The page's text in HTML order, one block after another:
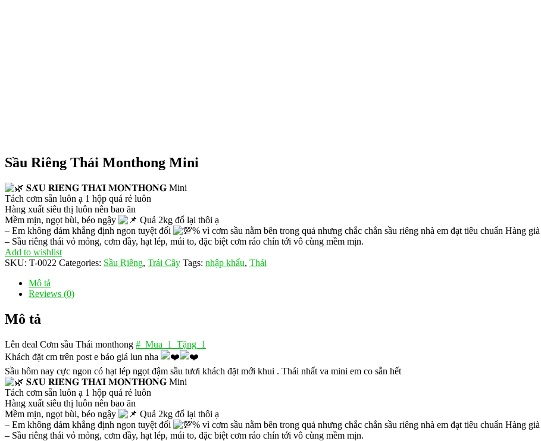
Sầu Riêng Thái Monthong Mini
𝐒𝐀̂̀𝐔 𝐑𝐈𝐄̂𝐍𝐆 𝐓𝐇𝐀́𝐈 𝐌𝐎𝐍𝐓𝐇𝐎𝐍𝐆 Mini
Tách cơm sẵn luôn ạ 1 hộp quá rẻ luôn
Hàng xuất siêu thị luôn nên bao ăn
Mềm mịn, ngọt bùi, béo ngậy
Quả 2kg đổ lại thôi ạ
– Em không dám khẳng định ngon tuyệt đối
% vì cơm sầu nằm bên trong quả nhưng chắc chắn sầu riêng nhà em đạt tiêu chuẩn Hàng
– Sầu riêng thái vỏ mỏng, cơm dầy, hạt lép, múi to, đặc biệt cơm ráo chín tới vô cùng mềm mịn.
Add to wishlist
SKU: T-0022 Categories: Sầu Riêng, Trái Cây Tags: nhập khẩu, Thái
Mô tả
Reviews (0)
Mô tả
Lên deal Cơm sầu Thái monthong #_Mua_1_Tặng_1
Khách đặt cm trên post e báo giá lun nha
Sầu hôm nay cực ngon có hạt lép ngọt đậm sầu tươi khách đặt mới khui . Thái nhất va mini em co sẵn hết
𝐒𝐀̂̀𝐔 𝐑𝐈𝐄̂𝐍𝐆 𝐓𝐇𝐀́𝐈 𝐌𝐎𝐍𝐓𝐇𝐎𝐍𝐆 Mini
Tách cơm sẵn luôn ạ 1 hộp quá rẻ luôn
Hàng xuất siêu thị luôn nên bao ăn
Mềm mịn, ngọt bùi, béo ngậy
Quả 2kg đổ lại thôi ạ
– Em không dám khẳng định ngon tuyệt đối
% vì cơm sầu nằm bên trong quả nhưng chắc chắn sầu riêng nhà em đạt tiêu chuẩn Hàng
– Sầu riêng thái vỏ mỏng, cơm dầy, hạt lép, múi to, đặc biệt cơm ráo chín tới vô cùng mềm mịn.